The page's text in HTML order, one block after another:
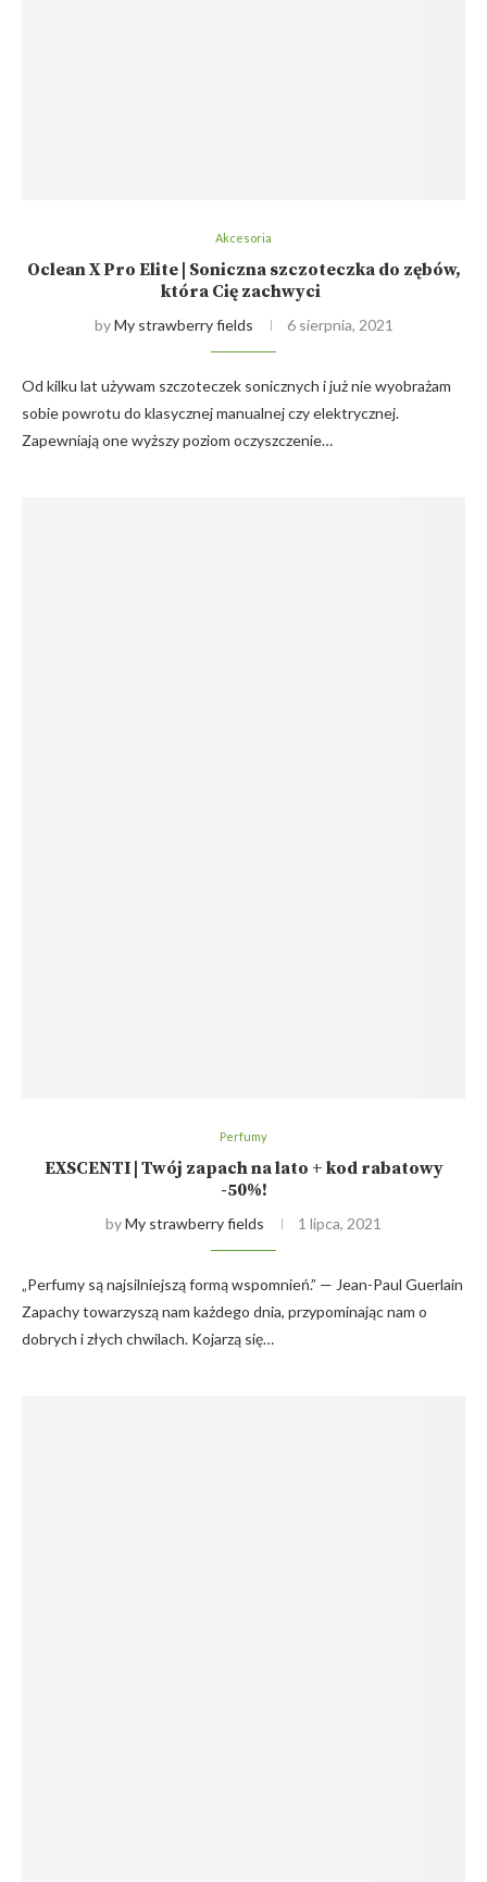
Akcesoria
Oclean X Pro Elite | Soniczna szczoteczka do zębów,
która Cię zachwyci
byMy strawberry fields 6 sierpnia, 2021
Od kilku lat używam szczoteczek sonicznych i już nie wyobrażam
sobie powrotu do klasycznej manualnej czy elektrycznej.
Zapewniają one wyższy poziom oczyszczenie…
Perfumy
EXSCENTI | Twój zapach na lato + kod rabatowy
-50%!
byMy strawberry fields 1 lipca, 2021
„Perfumy są najsilniejszą formą wspomnień.” — Jean-Paul Guerlain
Zapachy towarzyszą nam każdego dnia, przypominając nam o
dobrych i złych chwilach. Kojarzą się…